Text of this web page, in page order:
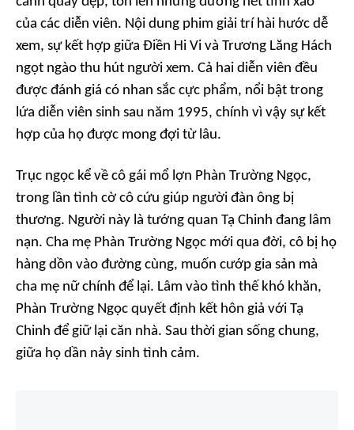
của các diễn viên. Nội dung phim giải trí hài hước dễ
xem, sự kết hợp giữa Điền Hi Vi và Trương Lăng Hách
ngọt ngào thu hút người xem. Cả hai diễn viên đều
được đánh giá có nhan sắc cực phẩm, nổi bật trong
lứa diễn viên sinh sau năm 1995, chính vì vậy sự kết
hợp của họ được mong đợi từ lâu.
Trục ngọc kể về cô gái mổ lợn Phàn Trường Ngọc,
trong lần tình cờ cô cứu giúp người đàn ông bị
thương. Người này là tướng quan Tạ Chinh đang lâm
nạn. Cha mẹ Phàn Trường Ngọc mới qua đời, cô bị họ
hàng dồn vào đường cùng, muốn cướp gia sản mà
cha mẹ nữ chính để lại. Lâm vào tình thế khó khăn,
Phàn Trường Ngọc quyết định kết hôn giả với Tạ
Chinh để giữ lại căn nhà. Sau thời gian sống chung,
giữa họ dần nảy sinh tình cảm.